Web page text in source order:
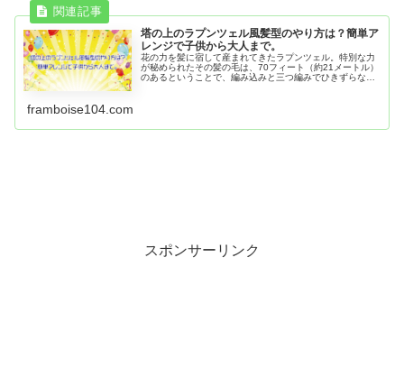
塔の上のラプンツェル風髪型のやり方は？簡単ア
レンジで子供から大人まで。
花の力を髪に宿して産まれてきたラプンツェル。特別な力
が秘められたその髪の毛は、70フィート（約21メートル）
のあるということで、編み込みと三つ編みでひきずらない
framboise104.com
スポンサーリンク